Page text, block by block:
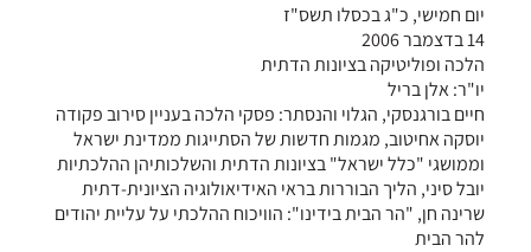
יום חמישי, כ"ג בכסלו תשס"ז
14 בדצמבר 2006
הלכה ופוליטיקה בציונות הדתית
יו"ר: אלן בריל
חיים בורגנסקי, הגלוי והנסתר: פסקי הלכה בעניין סירוב פקודה
יוסקה אחיטוב, מגמות חדשות של הסתייגות ממדינת ישראל
וממושגי "כלל ישראל" בציונות הדתית והשלכותיהן ההלכתיות
יובל סיני, הליך הבוררות בראי האידיאולוגיה הציונית-דתית
שרינה חן, "הר הבית בידינו": הוויכוח ההלכתי על עליית יהודים
להר הבית